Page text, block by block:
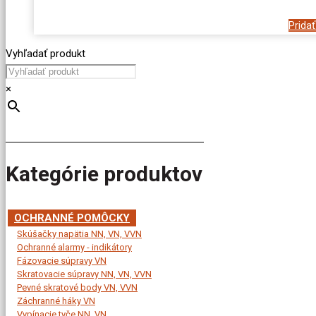
Vyhľadať produkt
×
Kategórie produktov
OCHRANNÉ POMÔCKY
Skúšačky napätia NN, VN, VVN
Ochranné alarmy - indikátory
Fázovacie súpravy VN
Skratovacie súpravy NN, VN, VVN
Pevné skratové body VN, VVN
Záchranné háky VN